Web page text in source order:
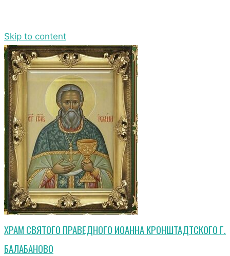
Skip to content
ХРАМ СВЯТОГО ПРАВЕДНОГО ИОАННА КРОНШТАДТСКОГО Г.
БАЛАБАНОВО